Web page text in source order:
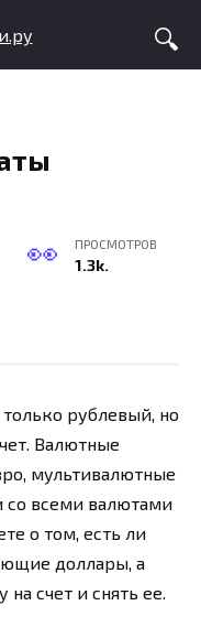
ПРОСМОТРОВ
1.3k.
рублевый, но
Валютные
мультивалютные
со всеми валютами
о том, есть ли
доллары, а
счет и снять ее.